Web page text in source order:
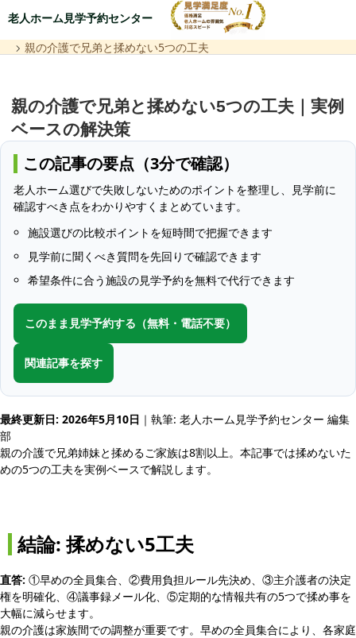
老人ホーム見学予約センター
親の介護で兄弟と揉めない5つの工夫
親の介護で兄弟と揉めない5つの工夫｜実例
ベースの解決策
この記事の要点（3分で確認）
老人ホーム選びで失敗しないためのポイントを整理し、見学前に
確認すべき点をわかりやすくまとめています。
施設選びの比較ポイントを短時間で把握できます
見学前に聞くべき質問を先回りで確認できます
希望条件に合う施設の見学予約を無料で代行できます
このまま見学予約する（無料・電話不要）
関連記事を探す
最終更新日: 2026年5月10日 ｜執筆: 老人ホーム見学予約センター 編集
部
親の介護で兄弟姉妹と揉めるご家族は8割以上。本記事では揉めないた
めの5つの工夫を実例ベースで解説します。
結論: 揉めない5工夫
直答: ①早めの全員集合、②費用負担ルール先決め、③主介護者の決定
権を明確化、④議事録メール化、⑤定期的な情報共有の5つで揉め事を
大幅に減らせます。
親の介護は家族間での調整が重要です。早めの全員集合により、各家庭